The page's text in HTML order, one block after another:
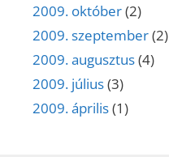
2009. október(2)
2009. szeptember(2)
2009. augusztus(4)
2009. július(3)
2009. április(1)